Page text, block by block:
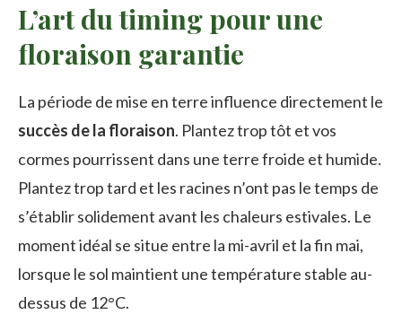
L’art du timing pour une
floraison garantie
La période de mise en terre influence directement le
succès de la floraison. Plantez trop tôt et vos
cormes pourrissent dans une terre froide et humide.
Plantez trop tard et les racines n’ont pas le temps de
s’établir solidement avant les chaleurs estivales. Le
moment idéal se situe entre la mi-avril et la fin mai,
lorsque le sol maintient une température stable au-
dessus de 12°C.